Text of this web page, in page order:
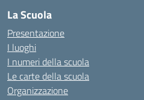
La Scuola
Presentazione
I luoghi
I numeri della scuola
Le carte della scuola
Organizzazione